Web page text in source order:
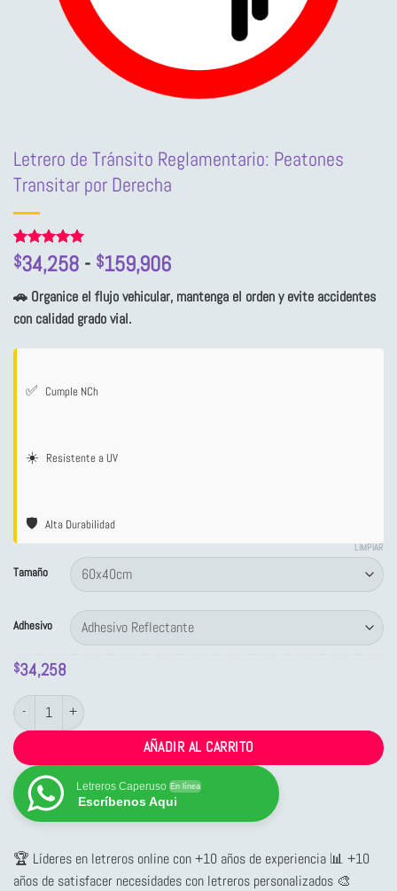
Letrero de Tránsito Reglamentario: Peatones
Transitar por Derecha
Valorado
con5de 5
2
valoraciones
de clientes
$34,258 - $159,906Rango
precios:
$34,258
🚗 Organice el flujo vehicular, mantenga el orden y evite accidentes
con calidad grado vial.
✅ Cumple NCh
☀️ Resistente a UV
🛡️ Alta Durabilidad
Tamaño
Adhesivo
LIMPIAR
$34,258
Letrero de Tránsito Reglamentario: Peatones Transitar por Derecha cantidad
AÑADIR AL CARRITO
Letreros Caperuso En línea
Escríbenos Aqui
🏆 Líderes en letreros online con +10 años de experiencia 📊 +10
años de satisfacer necesidades con letreros personalizados 🎨